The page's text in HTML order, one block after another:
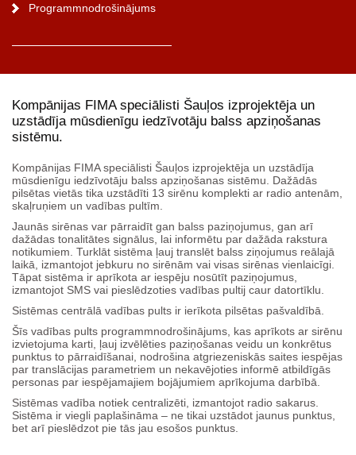
Programmnodrošinājums
Kompānijas FIMA speciālisti Šauļos izprojektēja un
uzstādīja mūsdienīgu iedzīvotāju balss apziņošanas
sistēmu.
Kompānijas FIMA speciālisti Šauļos izprojektēja un uzstādīja
mūsdienīgu iedzīvotāju balss apziņošanas sistēmu. Dažādās
pilsētas vietās tika uzstādīti 13 sirēnu komplekti ar radio antenām,
skaļruņiem un vadības pultīm.
Jaunās sirēnas var pārraidīt gan balss paziņojumus, gan arī
dažādas tonalitātes signālus, lai informētu par dažāda rakstura
notikumiem. Turklāt sistēma ļauj translēt balss ziņojumus reālajā
laikā, izmantojot jebkuru no sirēnām vai visas sirēnas vienlaicīgi.
Tāpat sistēma ir aprīkota ar iespēju nosūtīt paziņojumus,
izmantojot SMS vai pieslēdzoties vadības pultij caur datortīklu.
Sistēmas centrālā vadības pults ir ierīkota pilsētas pašvaldībā.
Šīs vadības pults programmnodrošinājums, kas aprīkots ar sirēnu
izvietojuma karti, ļauj izvēlēties paziņošanas veidu un konkrētus
punktus to pārraidīšanai, nodrošina atgriezeniskās saites iespējas
par translācijas parametriem un nekavējoties informē atbildīgās
personas par iespējamajiem bojājumiem aprīkojuma darbībā.
Sistēmas vadība notiek centralizēti, izmantojot radio sakarus.
Sistēma ir viegli paplašināma – ne tikai uzstādot jaunus punktus,
bet arī pieslēdzot pie tās jau esošos punktus.